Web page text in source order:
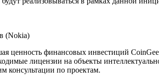
(Nokia)
ценность финансовых инвестиций
лицензии на объекты
консультации по проектам.